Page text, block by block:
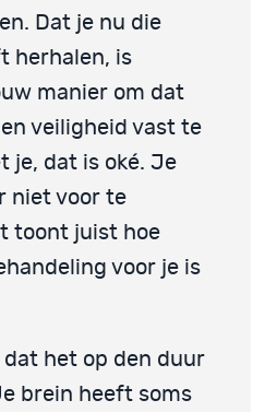
Dat je nu die
herhalen, is
manier om dat
veiligheid vast te
je, dat is oké. Je
niet voor te
toont juist hoe
voor je is
dat het op den duur
brein heeft soms